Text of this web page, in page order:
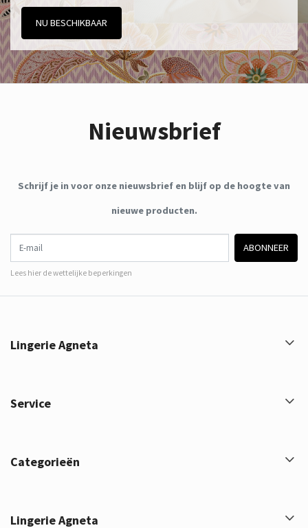
NU BESCHIKBAAR
Nieuwsbrief
Schrijf je in voor onze nieuwsbrief en blijf op de hoogte van
nieuwe producten.
ABONNEER
Lees hier de wettelijke beperkingen
Lingerie Agneta
Service
Categorieën
Lingerie Agneta